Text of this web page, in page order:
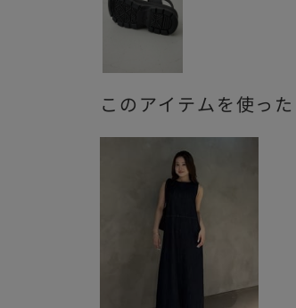
このアイテムを使っ